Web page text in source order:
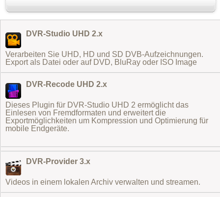
DVR-Studio UHD 2.x
Verarbeiten Sie UHD, HD und SD DVB-Aufzeichnungen.
Export als Datei oder auf DVD, BluRay oder ISO Image
DVR-Recode UHD 2.x
Dieses Plugin für DVR-Studio UHD 2 ermöglicht das
Einlesen von Fremdformaten und erweitert die
Exportmöglichkeiten um Kompression und Optimierung für
mobile Endgeräte.
DVR-Provider 3.x
Videos in einem lokalen Archiv verwalten und streamen.